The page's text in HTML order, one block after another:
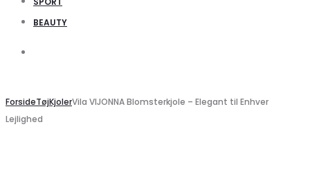
BEAUTY
ForsideTøjKjolerVila VIJONNA Blomsterkjole – Elegant til Enhver
Lejlighed